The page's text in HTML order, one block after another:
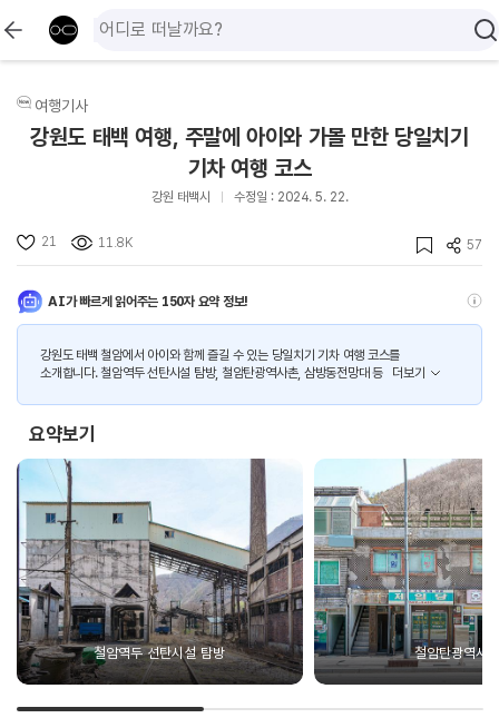
여행기사
강원도 태백 여행, 주말에 아이와 가볼 만한 당일치기
기차 여행 코스
강원 태백시 수정일 : 2024. 5. 22.
21 11.8K 57
AI가 빠르게 읽어주는 150자 요약 정보!
강원도 태백 철암에서 아이와 함께 즐길 수 있는 당일치기 기차 여행 코스를
소개합니다. 철암역두 선탄시설 탐방, 철암탄광역사촌, 삼방동전망대 등
더보기
요약보기
철암역두 선탄시설 탐방 철암탄광역사촌